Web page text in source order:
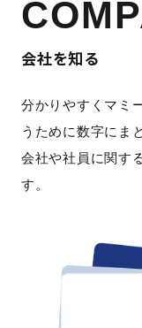
会社を知る
分かりやすくマミ
うために数字にま
会社や社員に関す
す。